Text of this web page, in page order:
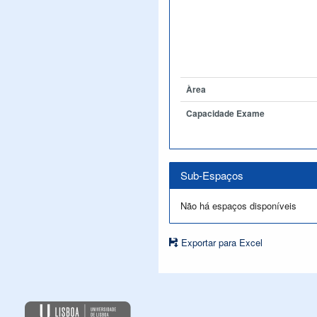
Àrea
Capacidade Exame
Sub-Espaços
Não há espaços disponíveis
Exportar para Excel